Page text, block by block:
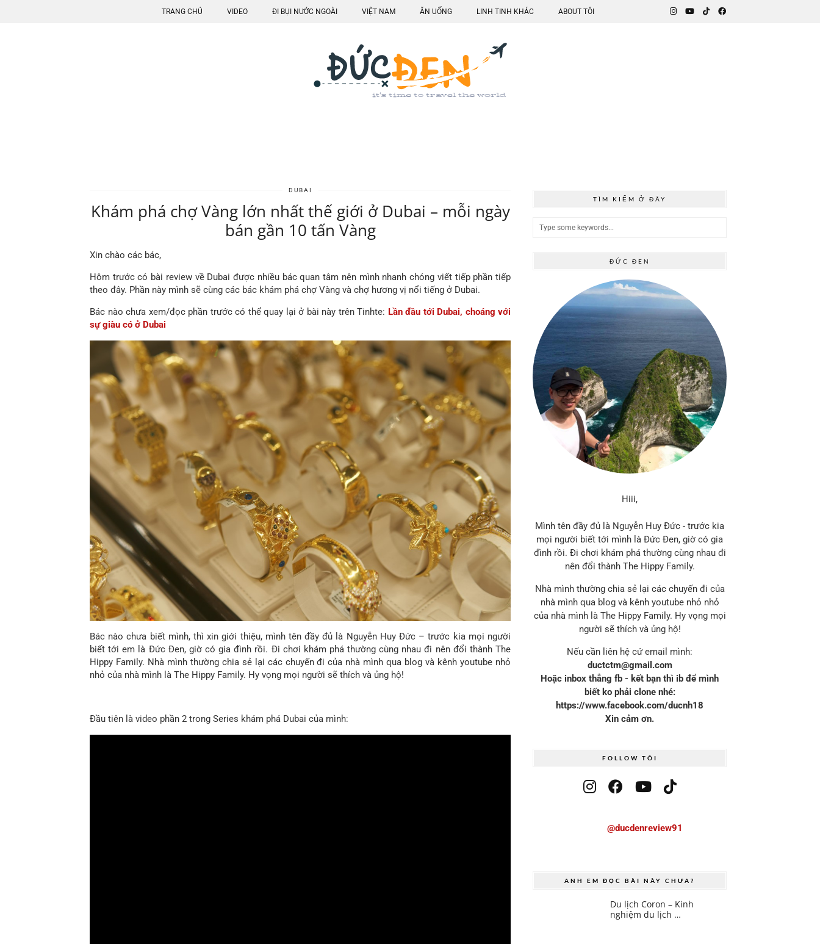
TRANG CHỦ VIDEO ĐI BỤI NƯỚC NGOÀI VIỆT NAM ĂN UỐNG LINH TINH KHÁC ABOUT TÔI
DUBAI
Khám phá chợ Vàng lớn nhất thế giới ở Dubai – mỗi ngày
bán gần 10 tấn Vàng
Xin chào các bác,
Hôm trước có bài review về Dubai được nhiều bác quan tâm nên mình nhanh chóng viết tiếp phần tiếp
theo đây. Phần này mình sẽ cùng các bác khám phá chợ Vàng và chợ hương vị nổi tiếng ở Dubai.
Bác nào chưa xem/đọc phần trước có thể quay lại ở bài này trên Tinhte: Lần đầu tới Dubai, choáng với
sự giàu có ở Dubai
Bác nào chưa biết mình, thì xin giới thiệu, mình tên đầy đủ là Nguyễn Huy Đức – trước kia mọi người
biết tới em là Đức Đen, giờ có gia đình rồi. Đi chơi khám phá thường cùng nhau đi nên đổi thành The
Hippy Family. Nhà mình thường chia sẻ lại các chuyến đi của nhà mình qua blog và kênh youtube nhỏ
nhỏ của nhà mình là The Hippy Family. Hy vọng mọi người sẽ thích và ủng hộ!
Đầu tiên là video phần 2 trong Series khám phá Dubai của mình:
TÌM KIẾM Ở ĐÂY
ĐỨC ĐEN
Hiii,
Mình tên đầy đủ là Nguyễn Huy Đức - trước kia
mọi người biết tới mình là Đức Đen, giờ có gia
đình rồi. Đi chơi khám phá thường cùng nhau đi
nên đổi thành The Hippy Family.
Nhà mình thường chia sẻ lại các chuyến đi của
nhà mình qua blog và kênh youtube nhỏ nhỏ
của nhà mình là The Hippy Family. Hy vọng mọi
người sẽ thích và ủng hộ!
Nếu cần liên hệ cứ email mình:
ductctm@gmail.com
Hoặc inbox thẳng fb - kết bạn thì ib để mình
biết ko phải clone nhé:
https://www.facebook.com/ducnh18
Xin cảm ơn.
FOLLOW TÔI
@ducdenreview91
ANH EM ĐỌC BÀI NÀY CHƯA?
Du lịch Coron – Kinh
nghiệm du lịch …